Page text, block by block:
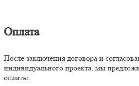
Оплата
После заключения договора и
индивидуального проекта, мы
оплаты: